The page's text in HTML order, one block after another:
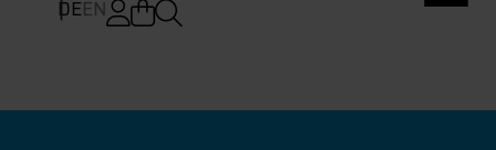
DEEN